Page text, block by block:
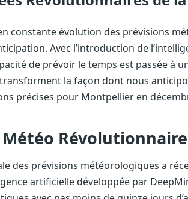
constante évolution des prévisions
Avec l’introduction de
de prévoir le temps est passée à
la façon dont nous
précises pour Montpellier en
des prévisions météorologiques a
artificielle développée par